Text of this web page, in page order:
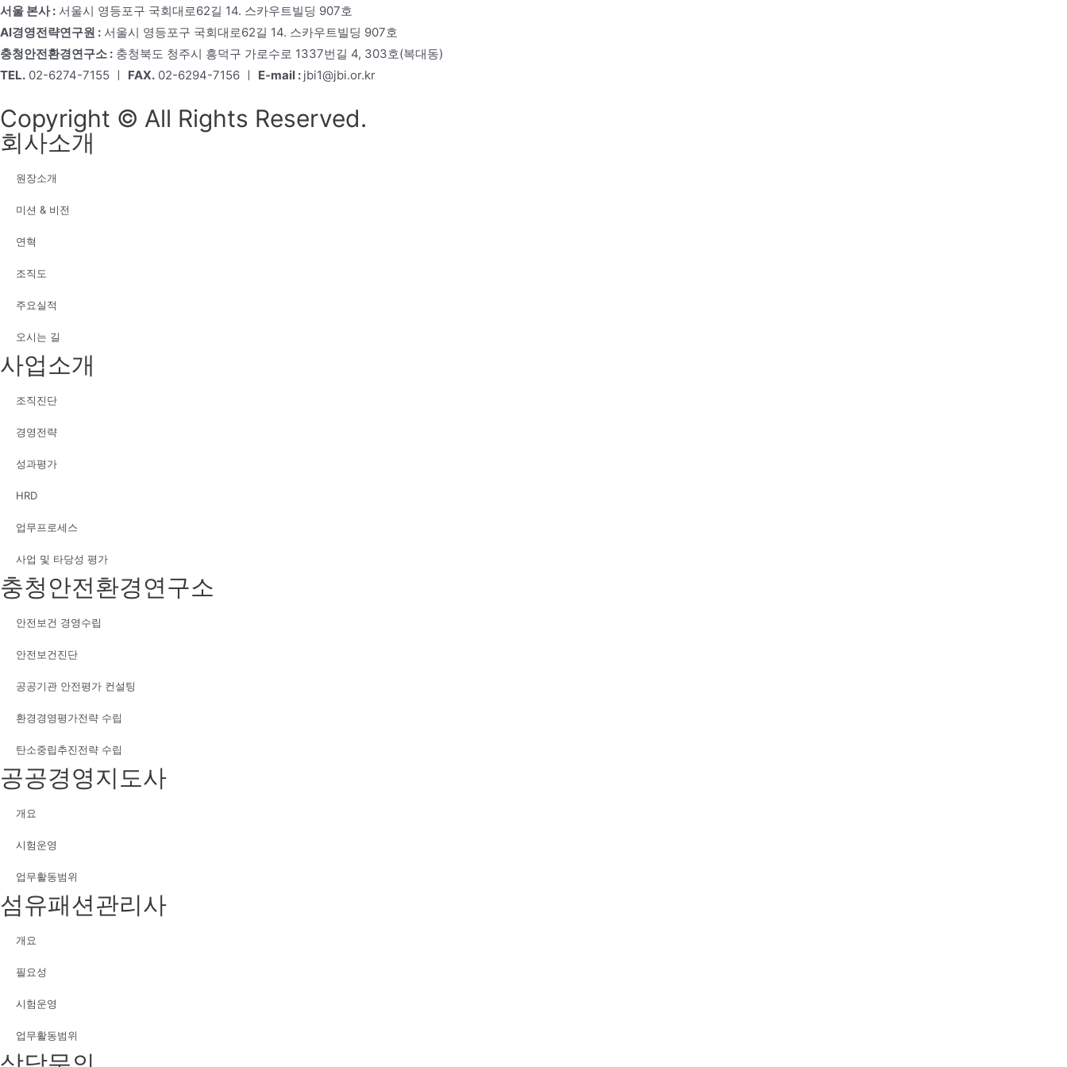
서울 본사 : 서울시 영등포구 국회대로62길 14. 스카우트빌딩 907호
AI경영전략연구원 : 서울시 영등포구 국회대로62길 14. 스카우트빌딩 907호
충청안전환경연구소 : 충청북도 청주시 흥덕구 가로수로 1337번길 4, 303호(복대동)
TEL. 02-6274-7155 ㅣ FAX. 02-6294-7156 ㅣ E-mail : jbi1@jbi.or.kr
Copyright © All Rights Reserved.
회사소개
원장소개
미션 & 비전
연혁
조직도
주요실적
오시는 길
사업소개
조직진단
경영전략
성과평가
HRD
업무프로세스
사업 및 타당성 평가
충청안전환경연구소
안전보건 경영수립
안전보건진단
공공기관 안전평가 컨설팅
환경경영평가전략 수립
탄소중립추진전략 수립
공공경영지도사
개요
시험운영
업무활동범위
섬유패션관리사
개요
필요성
시험운영
업무활동범위